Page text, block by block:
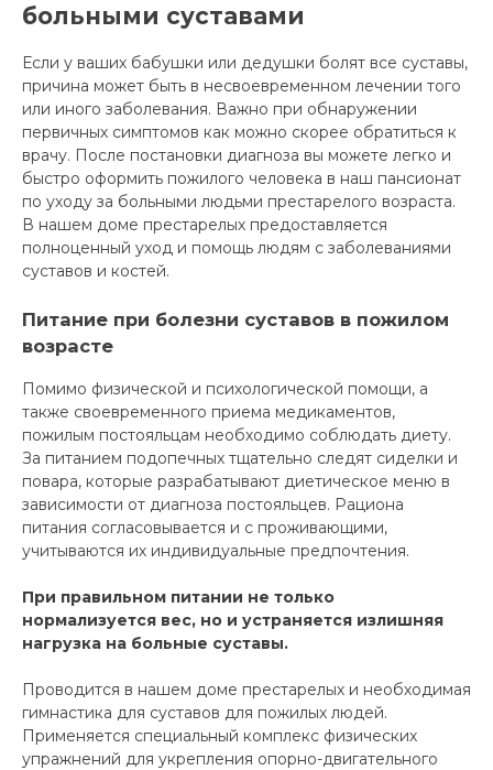
больными суставами
Если у ваших бабушки или дедушки болят все суставы,
причина может быть в несвоевременном лечении того
или иного заболевания. Важно при обнаружении
первичных симптомов как можно скорее обратиться к
врачу. После постановки диагноза вы можете легко и
быстро оформить пожилого человека в наш пансионат
по уходу за больными людьми престарелого возраста.
В нашем доме престарелых предоставляется
полноценный уход и помощь людям с заболеваниями
суставов и костей.
Питание при болезни суставов в пожилом
возрасте
Помимо физической и психологической помощи, а
также своевременного приема медикаментов,
пожилым постояльцам необходимо соблюдать диету.
За питанием подопечных тщательно следят сиделки и
повара, которые разрабатывают диетическое меню в
зависимости от диагноза постояльцев. Рациона
питания согласовывается и с проживающими,
учитываются их индивидуальные предпочтения.
При правильном питании не только
нормализуется вес, но и устраняется излишняя
нагрузка на больные суставы.
Проводится в нашем доме престарелых и необходимая
гимнастика для суставов для пожилых людей.
Применяется специальный комплекс физических
упражнений для укрепления опорно-двигательного